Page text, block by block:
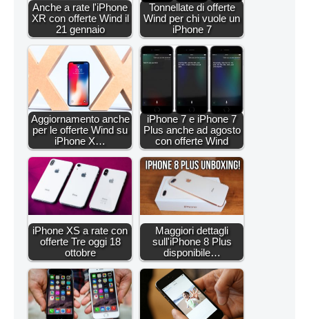
Anche a rate l'iPhone
XR con offerte Wind il
21 gennaio
Tonnellate di offerte
Wind per chi vuole un
iPhone 7
Aggiornamento anche
per le offerte Wind su
iPhone X…
iPhone 7 e iPhone 7
Plus anche ad agosto
con offerte Wind
iPhone XS a rate con
offerte Tre oggi 18
ottobre
Maggiori dettagli
sull'iPhone 8 Plus
disponibile…